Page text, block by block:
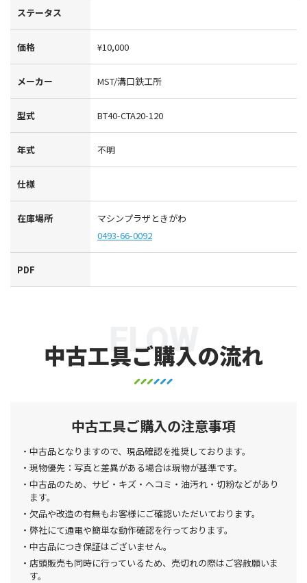
ステータス
価格 ¥10,000
メーカー MST/溝口鉄工所
型式 BT40-CTA20-120
年式 不明
仕様
在庫場所
マシンプラザときがわ
0493-66-0092
PDF
中古工具ご購入の流れ
FLOW
中古工具ご購入の注意事項
中古品となりますので、現品確認を推奨しております。
現物優先：写真と差異がある場合は現物が基準です。
中古品のため、サビ・キズ・ヘコミ・油汚れ・切粉などがあり
ます。
欠品や改造の有無もお客様にご確認いただいております。
弊社にて通電や簡単な動作確認を行っております。
中古品につき保証はございません。
店頭販売も同時に行っているため、売切れの際はご容赦願いま
す。